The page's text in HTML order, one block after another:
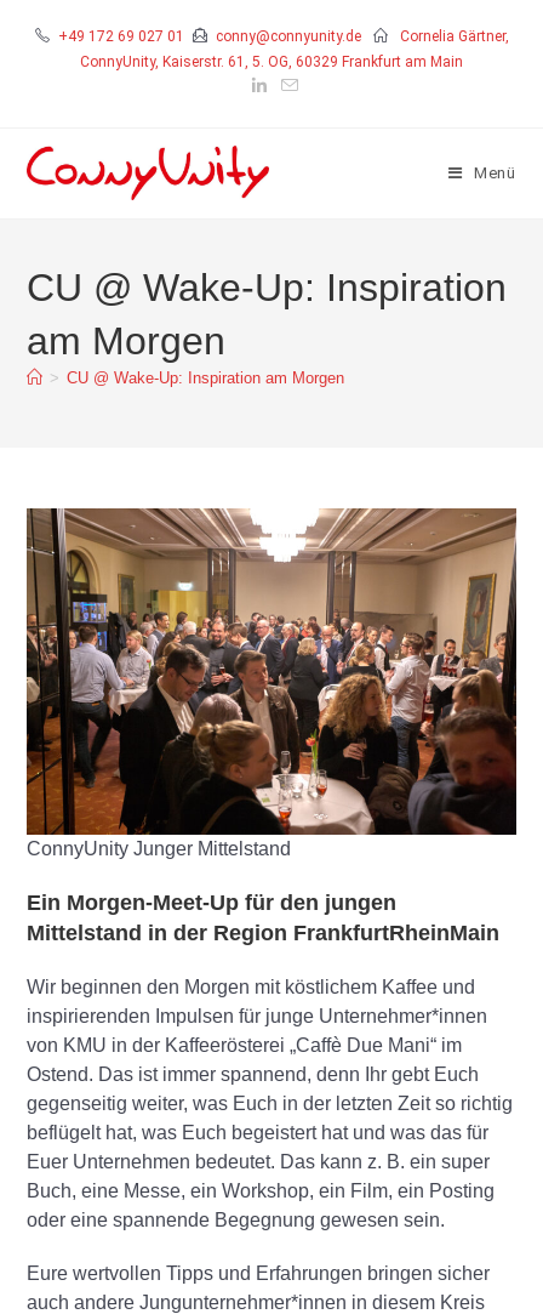
+49 172 69 027 01 conny@connyunity.de
Cornelia Gärtner,
ConnyUnity, Kaiserstr. 61, 5. OG, 60329 Frankfurt am Main
Menü
CU @ Wake-Up: Inspiration
am Morgen
> CU @ Wake-Up: Inspiration am Morgen
ConnyUnity Junger Mittelstand
Ein Morgen-Meet-Up für den jungen
Mittelstand in der Region FrankfurtRheinMain
Wir beginnen den Morgen mit köstlichem Kaffee und
inspirierenden Impulsen für junge Unternehmer*innen
von KMU in der Kaffeerösterei „Caffè Due Mani“ im
Ostend. Das ist immer spannend, denn Ihr gebt Euch
gegenseitig weiter, was Euch in der letzten Zeit so richtig
beflügelt hat, was Euch begeistert hat und was das für
Euer Unternehmen bedeutet. Das kann z. B. ein super
Buch, eine Messe, ein Workshop, ein Film, ein Posting
oder eine spannende Begegnung gewesen sein.
Eure wertvollen Tipps und Erfahrungen bringen sicher
auch andere Jungunternehmer*innen in diesem Kreis